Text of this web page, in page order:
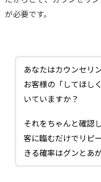
が必要です。
あなたはカウンセリ
お客様の「してほし
いていますか？
それをちゃんと確認
客に臨むだけでリピ
きる確率はグンとあが